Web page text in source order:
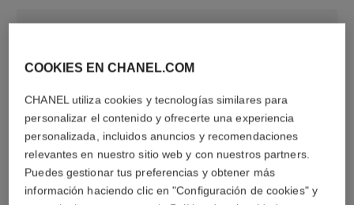
Oro blanco de 18 quilates
COOKIES EN CHANEL.COM
CHANEL utiliza cookies y tecnologías similares para
personalizar el contenido y ofrecerte una experiencia
personalizada, incluidos anuncios y recomendaciones
relevantes en nuestro sitio web y con nuestros partners.
Puedes gestionar tus preferencias y obtener más
información haciendo clic en "Configuración de cookies" y